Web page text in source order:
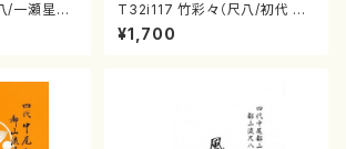
/一瀬星山/
公刊楽譜
T32i117 竹彩々（尺八/初代 山
本邦山/尺八/都山式譜）都山流
公刊楽譜曲番:566
¥1,700